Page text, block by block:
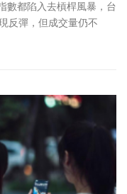
數都陷入去槓桿風暴，台
反彈，但成交量仍不
能重返多頭。